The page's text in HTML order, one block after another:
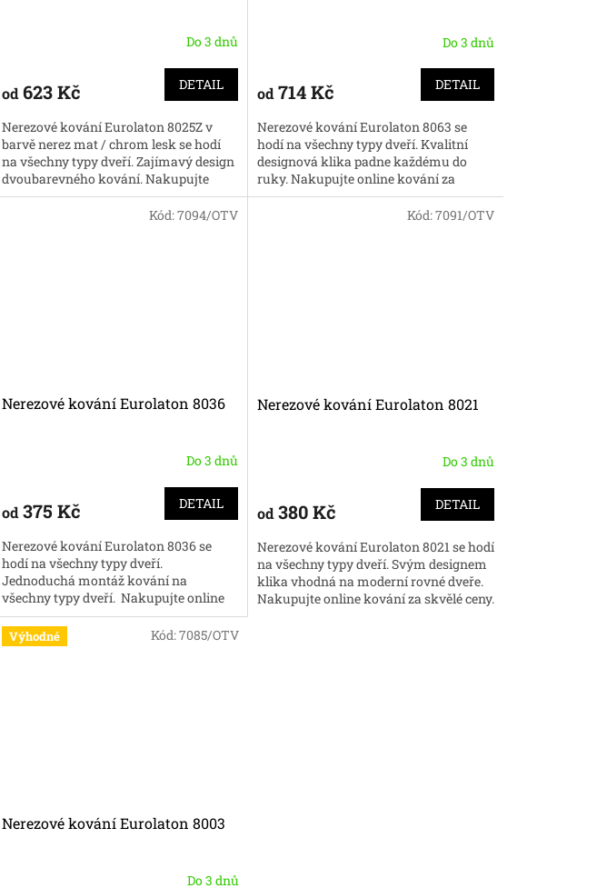
Do 3 dnů
od623 Kč DETAIL
Nerezové kování Eurolaton 8025Z v
barvě nerez mat / chrom lesk se hodí
na všechny typy dveří. Zajímavý design
dvoubarevného kování. Nakupujte
online kování za skvělé...
Do 3 dnů
od714 Kč DETAIL
Nerezové kování Eurolaton 8063 se
hodí na všechny typy dveří. Kvalitní
designová klika padne každému do
ruky. Nakupujte online kování za
skvělé ceny.
Nerezové kování Eurolaton 8036
Do 3 dnů
od375 Kč DETAIL
Nerezové kování Eurolaton 8036 se
hodí na všechny typy dveří.
Jednoduchá montáž kování na
všechny typy dveří. Nakupujte online
kování za skvělé ceny.
Kód:7094/OTV
Nerezové kování Eurolaton 8021
Do 3 dnů
od380 Kč DETAIL
Nerezové kování Eurolaton 8021 se hodí
na všechny typy dveří. Svým designem
klika vhodná na moderní rovné dveře.
Nakupujte online kování za skvělé ceny.
Kód:7091/OTV
Výhodné
Nerezové kování Eurolaton 8003
Do 3 dnů
Kód:7085/OTV